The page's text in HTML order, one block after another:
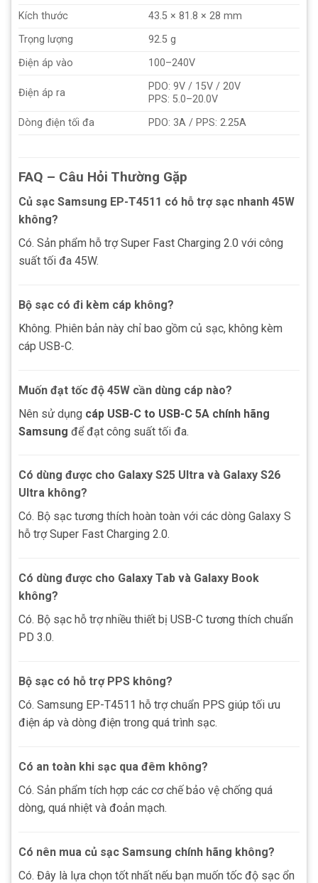
Kích thước
43.5 × 81.8 × 28 mm
Trọng lượng
92.5 g
Điện áp vào
100–240V
Điện áp ra
PDO: 9V / 15V / 20V
PPS: 5.0–20.0V
Dòng điện tối đa
PDO: 3A / PPS: 2.25A
FAQ – Câu Hỏi Thường Gặp
Củ sạc Samsung EP-T4511 có hỗ trợ sạc nhanh 45W
không?
Có. Sản phẩm hỗ trợ Super Fast Charging 2.0 với công
suất tối đa 45W.
Bộ sạc có đi kèm cáp không?
Không. Phiên bản này chỉ bao gồm củ sạc, không kèm
cáp USB-C.
Muốn đạt tốc độ 45W cần dùng cáp nào?
Nên sử dụng cáp USB-C to USB-C 5A chính hãng
Samsung để đạt công suất tối đa.
Có dùng được cho Galaxy S25 Ultra và Galaxy S26
Ultra không?
Có. Bộ sạc tương thích hoàn toàn với các dòng Galaxy S
hỗ trợ Super Fast Charging 2.0.
Có dùng được cho Galaxy Tab và Galaxy Book
không?
Có. Bộ sạc hỗ trợ nhiều thiết bị USB-C tương thích chuẩn
PD 3.0.
Bộ sạc có hỗ trợ PPS không?
Có. Samsung EP-T4511 hỗ trợ chuẩn PPS giúp tối ưu
điện áp và dòng điện trong quá trình sạc.
Có an toàn khi sạc qua đêm không?
Có. Sản phẩm tích hợp các cơ chế bảo vệ chống quá
dòng, quá nhiệt và đoản mạch.
Có nên mua củ sạc Samsung chính hãng không?
Có. Đây là lựa chọn tốt nhất nếu bạn muốn tốc độ sạc ổn